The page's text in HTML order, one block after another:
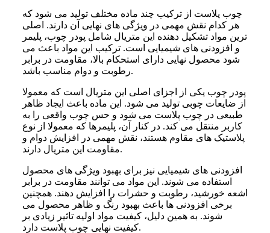
چوب پلاست از ترکیب چند ماده مختلف تولید می شود که
هر کدام نقش مهمی در ویژگی های نهایی آن دارند. اصلی
ترین مواد تشکیل دهنده این متریال شامل پودر چوب، پلیمر
و افزودنی های شیمیایی است. ترکیب این مواد باعث می
شود محصول نهایی دارای استحکام بالا، مقاومت در برابر
رطوبت و دوام مناسب باشد.
پودر چوب یکی از اجزای اصلی این متریال است که معمولا
از ضایعات چوبی تولید می شود. این ماده باعث ایجاد ظاهر
طبیعی در چوب پلاست می شود و حس چوب واقعی را به
کاربر منتقل می کند. در کنار آن، پلیمرها که معمولا از نوع
پلاستیک های مقاوم هستند، نقش مهمی در افزایش دوام و
مقاومت این متریال دارند.
افزودنی های شیمیایی نیز برای بهبود ویژگی های محصول
استفاده می شوند. این مواد می توانند مقاومت در برابر
اشعه خورشید، رطوبت و حشرات را افزایش دهند. همچنین
برخی افزودنی ها باعث بهبود رنگ و ظاهر محصول می
شوند. به همین دلیل، کیفیت مواد اولیه تاثیر زیادی بر
کیفیت نهایی چوب پلاست دارد.